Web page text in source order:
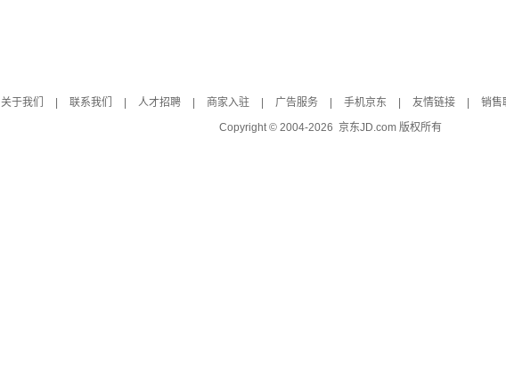
关于我们
联系我们 人才招聘 商家入驻 广告服务 手机京东 友情链接 销售
Copyright © 2004-2026 京东JD.com 版权所有